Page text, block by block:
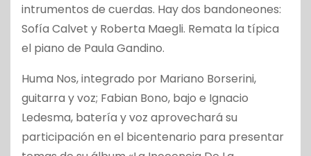
intrumentos de cuerdas. Hay dos bandoneones:
Sofía Calvet y Roberta Maegli. Remata la típica
el piano de Paula Gandino.
Huma Nos, integrado por Mariano Borserini,
guitarra y voz; Fabian Bono, bajo e Ignacio
Ledesma, batería y voz aprovechará su
participación en el bicentenario para presentar